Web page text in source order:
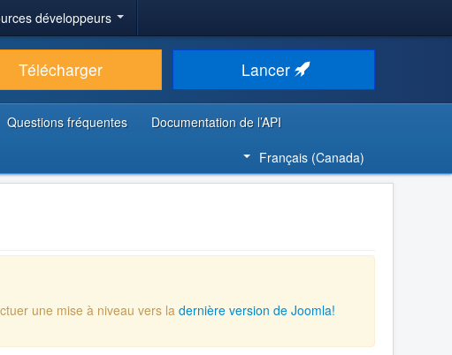
développeurs
Télécharger Lancer
Questions fréquentes
Documentation de l’API
Français (Canada)
une mise à niveau vers la dernière version de Joomla!